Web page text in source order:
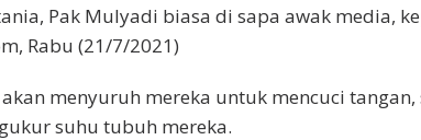
Pak Mulyadi biasa di sapa awak media,
Rabu (21/7/2021)
menyuruh mereka untuk mencuci
suhu tubuh mereka.